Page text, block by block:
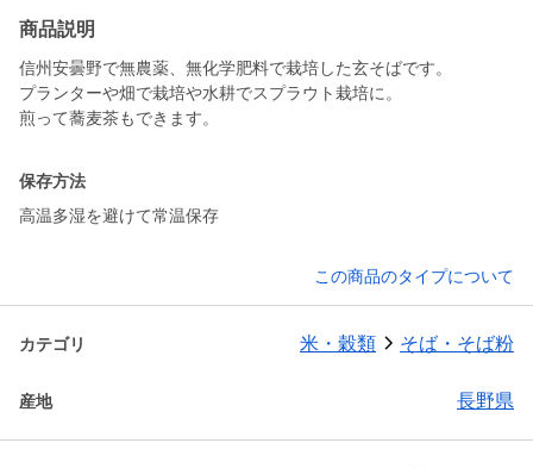
商品説明
信州安曇野で無農薬、無化学肥料で栽培した玄そばです。
プランターや畑で栽培や水耕でスプラウト栽培に。
煎って蕎麦茶もできます。
保存方法
高温多湿を避けて常温保存
この商品のタイプについて
カテゴリ 米・穀類 そば・そば粉
産地 長野県